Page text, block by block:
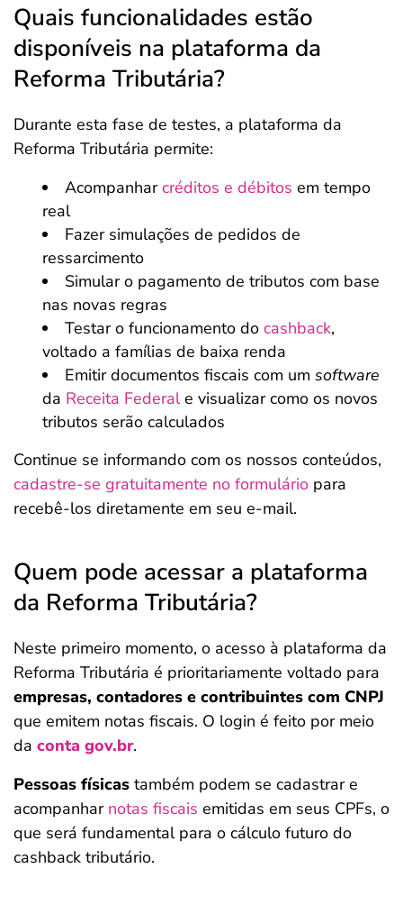
Quais funcionalidades estão
disponíveis na plataforma da
Reforma Tributária?
Durante esta fase de testes, a plataforma da
Reforma Tributária permite:
Acompanharcréditos e débitos em tempo
real
Fazer simulações de pedidos de
ressarcimento
Simular o pagamento de tributos com base
nas novas regras
Testar o funcionamento do cashback,
voltado a famílias de baixa renda
Emitir documentos fiscais com um software
da Receita Federale visualizar como os novos
tributos serão calculados
Continue se informando com os nossos conteúdos,
cadastre-se gratuitamente no formulário para
recebê-los diretamente em seu e-mail.
Quem pode acessar a plataforma
da Reforma Tributária?
Neste primeiro momento, o acesso à plataforma da
Reforma Tributária é prioritariamente voltado para
empresas, contadores e contribuintes com CNPJ
que emitem notas fiscais. O login é feito por meio
da conta gov.br.
Pessoas físicas também podem se cadastrar e
acompanhar notas fiscais emitidas em seus CPFs, o
que será fundamental para o cálculo futuro do
cashback tributário.